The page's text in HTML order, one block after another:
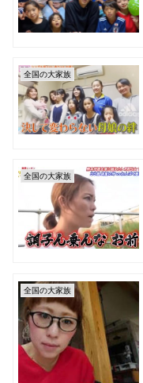
全国の大家族
全国の大家族
全国の大家族